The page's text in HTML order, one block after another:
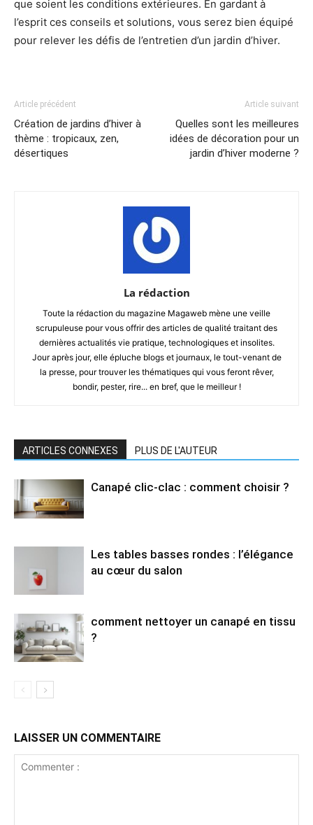
que soient les conditions extérieures. En gardant à
l’esprit ces conseils et solutions, vous serez bien équipé
pour relever les défis de l’entretien d’un jardin d’hiver.
Article précédent
Création de jardins d’hiver à
thème : tropicaux, zen,
désertiques
Article suivant
Quelles sont les meilleures
idées de décoration pour un
jardin d’hiver moderne ?
La rédaction
Toute la rédaction du magazine Magaweb mène une veille
scrupuleuse pour vous offrir des articles de qualité traitant des
dernières actualités vie pratique, technologiques et insolites.
Jour après jour, elle épluche blogs et journaux, le tout-venant de
la presse, pour trouver les thématiques qui vous feront rêver,
bondir, pester, rire... en bref, que le meilleur !
ARTICLES CONNEXES PLUS DE L'AUTEUR
Canapé clic-clac : comment choisir ?
Les tables basses rondes : l’élégance
au cœur du salon
comment nettoyer un canapé en tissu
?
LAISSER UN COMMENTAIRE